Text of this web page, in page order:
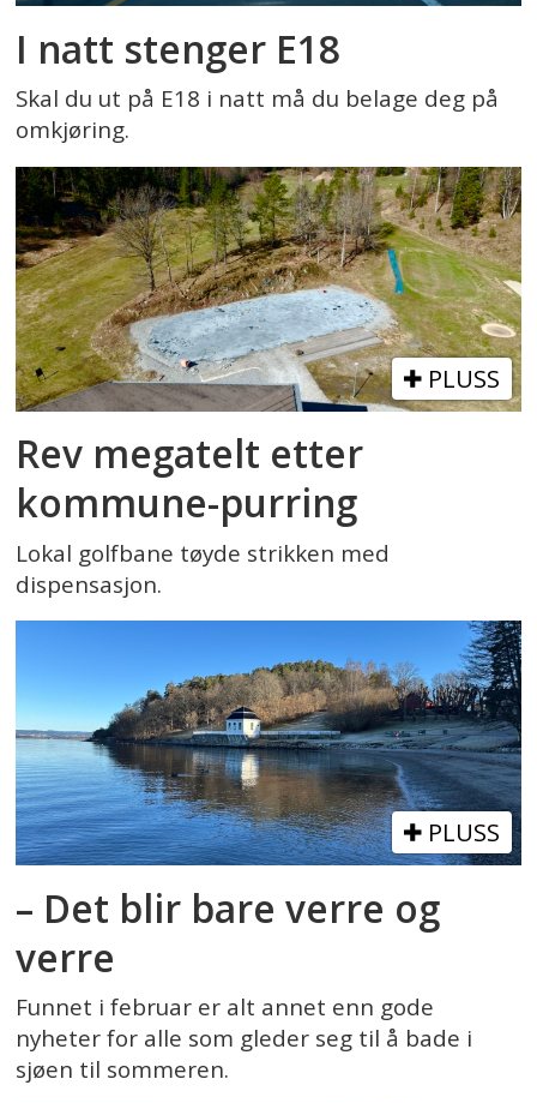
I natt stenger E18
Skal du ut på E18 i natt må du belage deg på
omkjøring.
PLUSS
Rev megatelt etter
kommune-purring
Lokal golfbane tøyde strikken med
dispensasjon.
PLUSS
– Det blir bare verre og
verre
Funnet i februar er alt annet enn gode
nyheter for alle som gleder seg til å bade i
sjøen til sommeren.